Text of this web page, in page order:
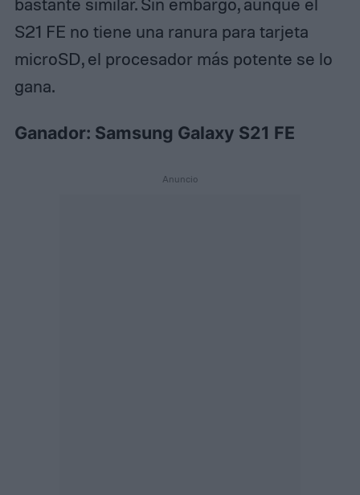
S21 FE no tiene una ranura para tarjeta
microSD, el procesador más potente se lo
gana.
Ganador: Samsung Galaxy S21 FE